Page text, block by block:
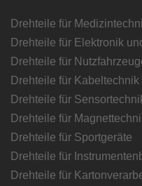
Drehteile für
Drehteile für Elektronik
Drehteile für
Drehteile für
Drehteile für
Drehteile für
Drehteile für Sportgeräte
Drehteile für
Drehteile für